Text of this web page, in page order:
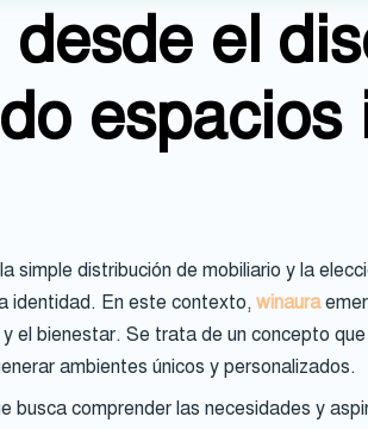
el
espacios
simple distribución de mobiliario y la
identidad. En este contexto,winaura
el bienestar. Se trata de un concepto
ambientes únicos y personalizados.
busca comprender las necesidades y